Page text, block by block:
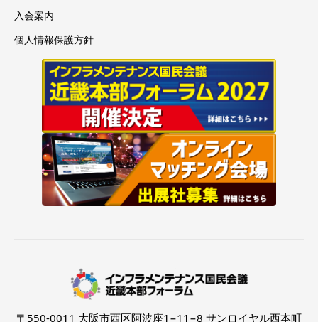
入会案内
個人情報保護方針
〒550-0011 大阪市西区阿波座1−11−8 サンロイヤル西本町